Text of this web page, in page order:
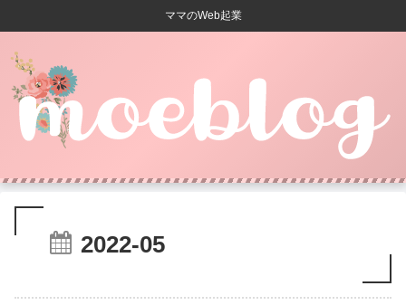
ママのWeb起業
2022-05